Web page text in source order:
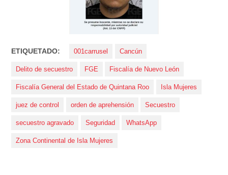
ETIQUETADO: 001carrusel Cancún
Delito de secuestro FGE Fiscalía de Nuevo León
Fiscalía General del Estado de Quintana Roo Isla Mujeres
juez de control orden de aprehensión Secuestro
secuestro agravado Seguridad WhatsApp
Zona Continental de Isla Mujeres